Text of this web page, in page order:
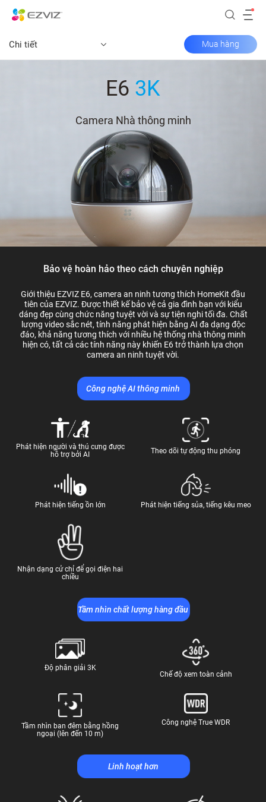
Chi tiết Mua hàng
E6 3K
Camera Nhà thông minh
Bảo vệ hoàn hảo theo cách chuyên nghiệp
Giới thiệu EZVIZ E6, camera an ninh tương thích HomeKit đầu
tiên của EZVIZ. Được thiết kế bảo vệ cả gia đình bạn với kiểu
dáng đẹp cùng chức năng tuyệt vời và sự tiện nghi tối đa. Chất
lượng video sắc nét, tính năng phát hiện bằng AI đa dạng độc
đáo, khả năng tương thích với nhiều hệ thống nhà thông minh
hiện có, tất cả các tính năng này khiến E6 trở thành lựa chọn
camera an ninh tuyệt vời.
Công nghệ AI thông minh
Phát hiện người và thú cưng được
hỗ trợ bởi AI
Theo dõi tự động thu phóng
Phát hiện tiếng ồn lớn Phát hiện tiếng sủa, tiếng kêu meo
Nhận dạng cử chỉ để gọi điện hai
chiều
Tầm nhìn chất lượng hàng đầu
Độ phân giải 3K
Chế độ xem toàn cảnh
Tầm nhìn ban đêm bằng hồng
ngoại (lên đến 10 m)
Công nghệ True WDR
Linh hoạt hơn